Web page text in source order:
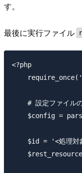
す。
最後に実行ファイル
<?php
# 設定ファイル
$config =
$id = '<処理対